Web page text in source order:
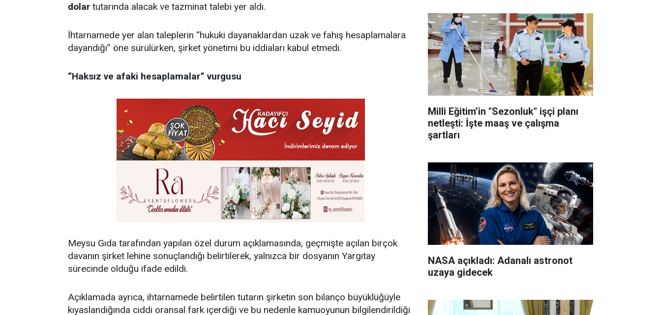
dolar tutarında alacak ve tazminat talebi yer aldı.
İhtarnamede yer alan taleplerin “hukuki dayanaklardan uzak ve fahiş hesaplamalara
dayandığı” öne sürülürken, şirket yönetimi bu iddiaları kabul etmedi.
“Haksız ve afaki hesaplamalar” vurgusu
Meysu Gıda tarafından yapılan özel durum açıklamasında, geçmişte açılan birçok
davanın şirket lehine sonuçlandığı belirtilerek, yalnızca bir dosyanın Yargıtay
sürecinde olduğu ifade edildi.
Açıklamada ayrıca, ihtarnamede belirtilen tutarın şirketin son bilanço büyüklüğüyle
kıyaslandığında ciddi oransal fark içerdiği ve bu nedenle kamuoyunun bilgilendirildiği
Milli Eğitim’in "Sezonluk" işçi planı
netleşti: İşte maaş ve çalışma
şartları
NASA açıkladı: Adanalı astronot
uzaya gidecek